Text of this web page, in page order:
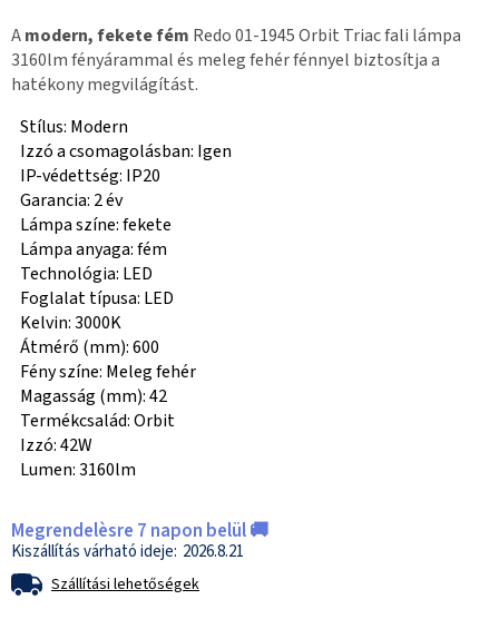
Amodern, fekete fém Redo 01-1945 Orbit Triac fali lámpa
3160lm fényárammal és meleg fehér fénnyel biztosítja a
hatékony megvilágítást.
Stílus: Modern
Izzó a csomagolásban: Igen
IP-védettség: IP20
Garancia: 2 év
Lámpa színe: fekete
Lámpa anyaga: fém
Technológia: LED
Foglalat típusa: LED
Kelvin: 3000K
Átmérő (mm): 600
Fény színe: Meleg fehér
Magasság (mm): 42
Termékcsalád: Orbit
Izzó: 42W
Lumen: 3160lm
Megrendelèsre 7 napon belül 🚚
2026.8.21
Szállítási lehetőségek